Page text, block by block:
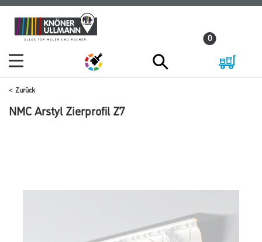
Zum
Inhalt
Zum
Navigationsmenü
0
Zurück
NMC Arstyl Zierprofil Z7